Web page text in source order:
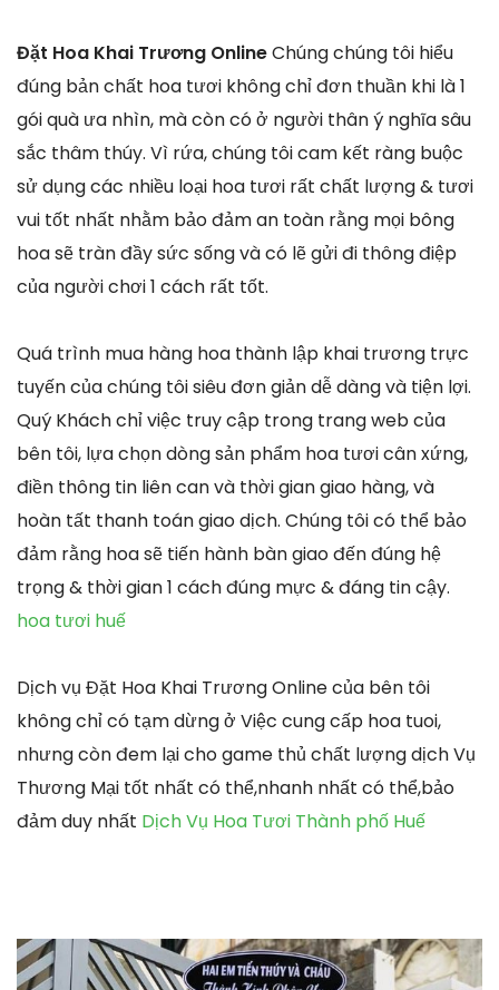
Đặt Hoa Khai Trương OnlineChúng chúng tôi hiểu
đúng bản chất hoa tươi không chỉ đơn thuần khi là 1
gói quà ưa nhìn, mà còn có ở người thân ý nghĩa sâu
sắc thâm thúy. Vì rứa, chúng tôi cam kết ràng buộc
sử dụng các nhiều loại hoa tươi rất chất lượng & tươi
vui tốt nhất nhằm bảo đảm an toàn rằng mọi bông
hoa sẽ tràn đầy sức sống và có lẽ gửi đi thông điệp
của người chơi 1 cách rất tốt.
Quá trình mua hàng hoa thành lập khai trương trực
tuyến của chúng tôi siêu đơn giản dễ dàng và tiện lợi.
Quý Khách chỉ việc truy cập trong trang web của
bên tôi, lựa chọn dòng sản phẩm hoa tươi cân xứng,
điền thông tin liên can và thời gian giao hàng, và
hoàn tất thanh toán giao dịch. Chúng tôi có thể bảo
đảm rằng hoa sẽ tiến hành bàn giao đến đúng hệ
trọng & thời gian 1 cách đúng mực & đáng tin cậy.
hoa tươi huế
Dịch vụ Đặt Hoa Khai Trương Online của bên tôi
không chỉ có tạm dừng ở Việc cung cấp hoa tuoi,
nhưng còn đem lại cho game thủ chất lượng dịch Vụ
Thương Mại tốt nhất có thể,nhanh nhất có thể,bảo
đảm duy nhất Dịch Vụ Hoa Tươi Thành phố Huế